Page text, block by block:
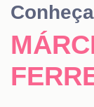
Conheça